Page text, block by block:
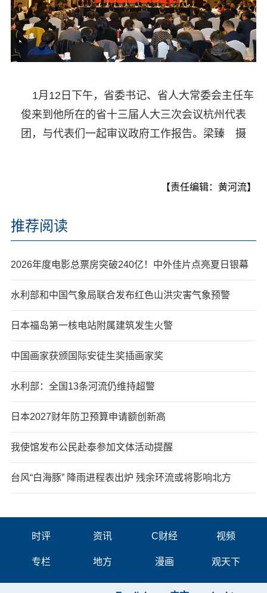
1月12日下午，省委书记、省人大常委会主任车
俊来到他所在的省十三届人大三次会议杭州代表
团，与代表们一起审议政府工作报告。梁臻 摄
【责任编辑：黄河流】
推荐阅读
2026年度电影总票房突破240亿！中外佳片点亮夏日银幕
水利部和中国气象局联合发布红色山洪灾害气象预警
日本福岛第一核电站附属建筑发生火警
中国画家获颁国际安徒生奖插画家奖
水利部：全国13条河流仍维持超警
日本2027财年防卫预算申请额创新高
我使馆发布公民赴泰参加文体活动提醒
台风“白海豚” 降雨进程表出炉 残余环流或将影响北方
时评 资讯 C财经 视频
专栏 地方 漫画 观天下